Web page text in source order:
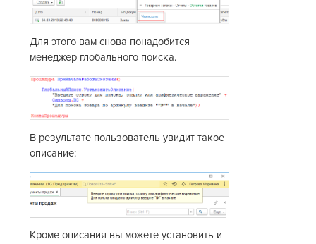
Для этого вам снова понадобится
менеджер глобального поиска.
В результате пользователь увидит такое
описание:
Кроме описания вы можете установить и